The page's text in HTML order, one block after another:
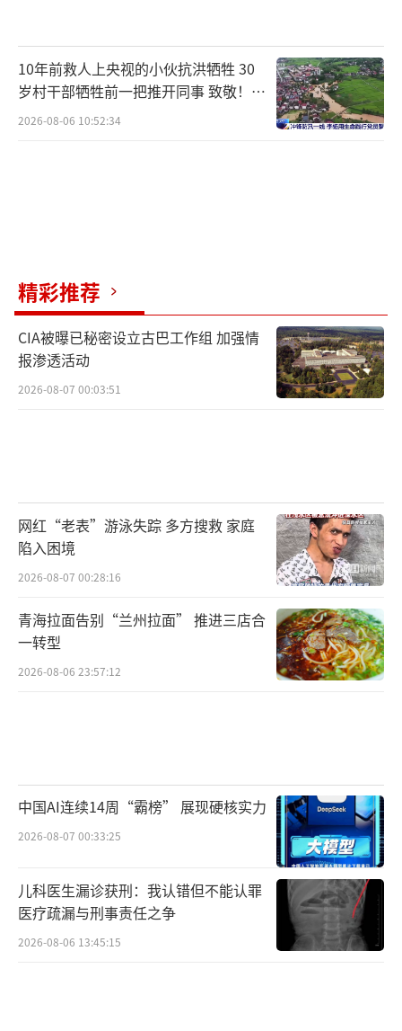
柴发合说，加上近期华北地区再次遭遇不
利于大气污染物扩散的气象条件，因此出现了
北方地区冬季清洁取暖工程进度，加大工业企
业污染治理力度，才能从根本上解决重污染的
问题。
10年前救人上央视的小伙抗洪牺牲 30
岁村干部牺牲前一把推开同事 致敬！送
别！
2026-08-06 10:52:34
精彩推荐
CIA被曝已秘密设立古巴工作组 加强情
报渗透活动
2026-08-07 00:03:51
网红“老表”游泳失踪 多方搜救 家庭
陷入困境
2026-08-07 00:28:16
青海拉面告别“兰州拉面” 推进三店合
一转型
2026-08-06 23:57:12
中国AI连续14周“霸榜” 展现硬核实力
2026-08-07 00:33:25
儿科医生漏诊获刑：我认错但不能认罪
医疗疏漏与刑事责任之争
2026-08-06 13:45:15